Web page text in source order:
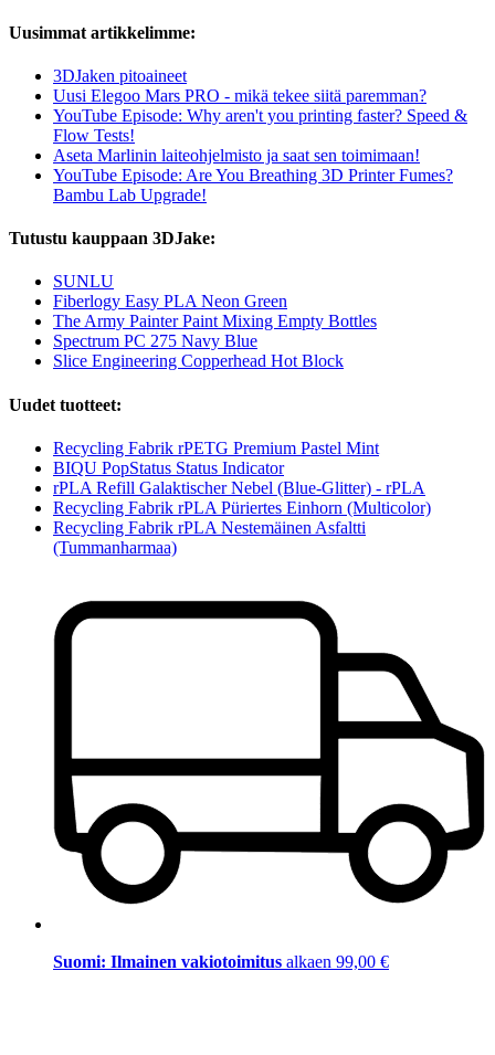
Uusimmat artikkelimme:
3DJaken pitoaineet
Uusi Elegoo Mars PRO - mikä tekee siitä paremman?
YouTube Episode: Why aren't you printing faster? Speed &
Flow Tests!
Aseta Marlinin laiteohjelmisto ja saat sen toimimaan!
YouTube Episode: Are You Breathing 3D Printer Fumes?
Bambu Lab Upgrade!
Tutustu kauppaan 3DJake:
SUNLU
Fiberlogy Easy PLA Neon Green
The Army Painter Paint Mixing Empty Bottles
Spectrum PC 275 Navy Blue
Slice Engineering Copperhead Hot Block
Uudet tuotteet:
Recycling Fabrik rPETG Premium Pastel Mint
BIQU PopStatus Status Indicator
rPLA Refill Galaktischer Nebel (Blue-Glitter) - rPLA
Recycling Fabrik rPLA Püriertes Einhorn (Multicolor)
Recycling Fabrik rPLA Nestemäinen Asfaltti
(Tummanharmaa)
Suomi: Ilmainen vakiotoimitus alkaen 99,00 €